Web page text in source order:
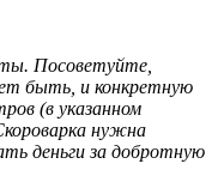
Посоветуйте,
быть, и конкретную
(в указанном
нужна
деньги за добротную